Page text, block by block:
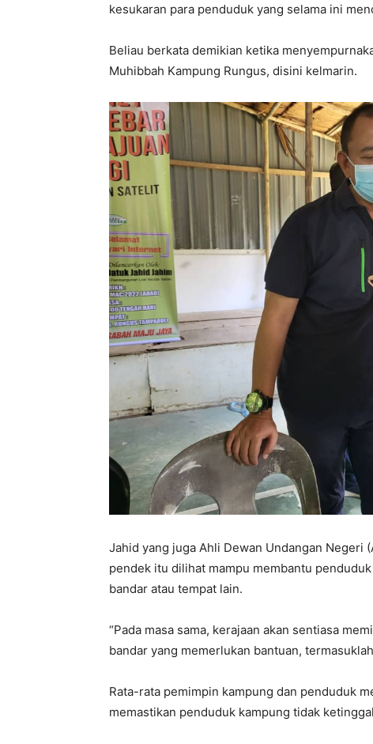
kesukaran para penduduk yang selama ini
Beliau berkata demikian ketika
Muhibbah Kampung Rungus, disini kelmarin.
Jahid yang juga Ahli Dewan Undangan Negeri
pendek itu dilihat mampu membantu
bandar atau tempat lain.
“Pada masa sama, kerajaan akan sentiasa
bandar yang memerlukan bantuan,
Rata-rata pemimpin kampung dan penduduk
memastikan penduduk kampung tidak